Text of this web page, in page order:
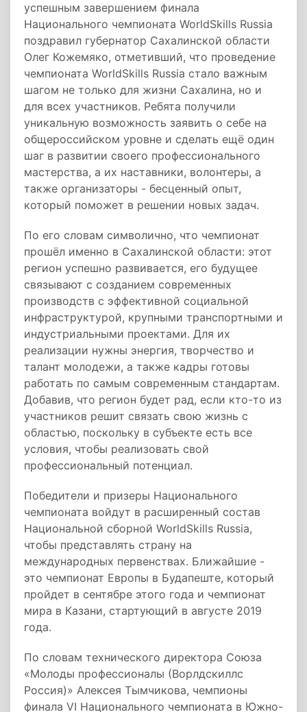
успешным завершением финала
Национального чемпионата WorldSkills Russia
поздравил губернатор Сахалинской области
Олег Кожемяко, отметивший, что проведение
чемпионата WorldSkills Russia стало важным
шагом не только для жизни Сахалина, но и
для всех участников. Ребята получили
уникальную возможность заявить о себе на
общероссийском уровне и сделать ещё один
шаг в развитии своего профессионального
мастерства, а их наставники, волонтеры, а
также организаторы - бесценный опыт,
который поможет в решении новых задач.
По его словам символично, что чемпионат
прошёл именно в Сахалинской области: этот
регион успешно развивается, его будущее
связывают с созданием современных
производств с эффективной социальной
инфраструктурой, крупными транспортными и
индустриальными проектами. Для их
реализации нужны энергия, творчество и
талант молодежи, а также кадры готовы
работать по самым современным стандартам.
Добавив, что регион будет рад, если кто-то из
участников решит связать свою жизнь с
областью, поскольку в субъекте есть все
условия, чтобы реализовать свой
профессиональный потенциал.
Победители и призеры Национального
чемпионата войдут в расширенный состав
Национальной сборной WorldSkills Russia,
чтобы представлять страну на
международных первенствах. Ближайшие -
это чемпионат Европы в Будапеште, который
пройдет в сентябре этого года и чемпионат
мира в Казани, стартующий в августе 2019
года.
По словам технического директора Союза
«Молоды профессионалы (Ворлдскиллс
Россия)» Алексея Тымчикова, чемпионы
финала VI Национального чемпионата в Южно-